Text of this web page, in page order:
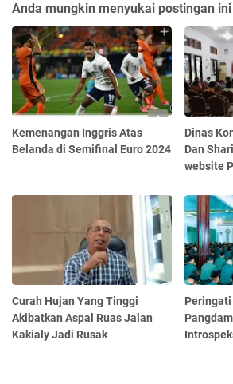
Anda mungkin menyukai postingan ini
Kemenangan Inggris Atas
Belanda di Semifinal Euro 2024
Dinas
Dan
website
Curah Hujan Yang Tinggi
Akibatkan Aspal Ruas Jalan
Kakialy Jadi Rusak
Peringati